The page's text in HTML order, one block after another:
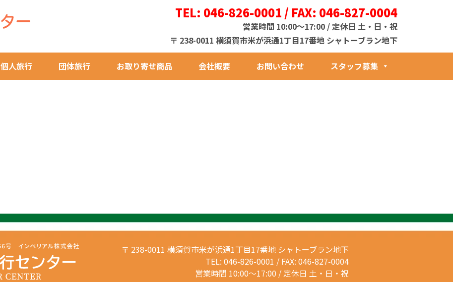
TEL: 046-826-0001 / FAX: 046-827-0004
営業時間 10:00～17:00 / 定休日 土・日・祝
〒 238-0011 横須賀市米が浜通1丁目17番地 シャトーブラン地下
個人旅行 団体旅行 お取り寄せ商品 会社概要 お問い合わせ スタッフ募集
〒 238-0011 横須賀市米が浜通1丁目17番地 シャトーブラン地下
TEL: 046-826-0001 / FAX: 046-827-0004
営業時間 10:00～17:00 / 定休日 土・日・祝